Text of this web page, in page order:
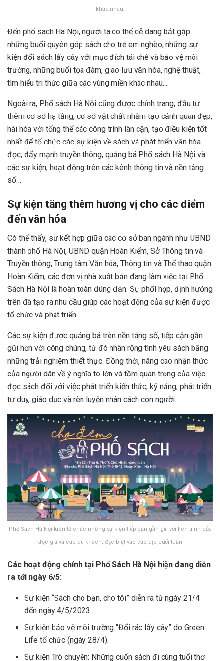
khác nhau.
Đến phố sách Hà Nội, người ta có thể dễ dàng bắt gặp
những buổi quyên góp sách cho trẻ em nghèo, những sự
kiện đổi sách lấy cây với mục đích tái chế và bảo vệ môi
trường, những buổi tọa đàm, giao lưu văn hóa, nghệ thuật,
tìm hiểu tri thức giữa các vùng miền khác nhau,…
Ngoài ra, Phố sách Hà Nội cũng được chỉnh trang, đầu tư
thêm cơ sở hạ tầng, cơ sở vật chất nhằm tạo cảnh quan đẹp,
hài hòa với tổng thể các công trình lân cận, tạo điều kiện tốt
nhất để tổ chức các sự kiện về sách và phát triển văn hóa
đọc; đẩy mạnh truyền thông, quảng bá Phố sách Hà Nội và
các sự kiện, hoạt động trên các kênh thông tin và nền tảng
số…
Sự kiện tăng thêm hương vị cho các điểm
đến văn hóa
Có thể thấy, sự kết hợp giữa các cơ sở ban ngành như UBND
thành phố Hà Nội, UBND quận Hoàn Kiếm, Sở Thông tin và
Truyền thông, Trung tâm Văn hóa, Thông tin và Thể thao quận
Hoàn Kiếm, các đơn vị nhà xuất bản đang làm việc tại Phố
Sách Hà Nội là hoàn toàn đúng đắn. Sự phối hợp, định hướng
trên đã tạo ra nhu cầu giúp các hoạt động của sự kiện được
tổ chức và phát triển.
Các sự kiện được quảng bá trên nền tảng số, tiếp cận gần
gũi hơn với công chúng, từ đó nhân rộng tình yêu sách bằng
những trải nghiệm thiết thực. Đồng thời, nâng cao nhận thức
của người dân về ý nghĩa to lớn và tầm quan trọng của việc
đọc sách đối với việc phát triển kiến thức, kỹ năng, phát triển
tư duy, giáo dục và rèn luyện nhân cách con người.
Phố Sách Hà Nội luôn tổ chức những sự kiện tiếp cận gần gũi với lịch trình của
độc giả và các du khách, đặc biệt vào các dịp cuối tuần
Các hoạt động chính tại Phố Sách Hà Nội hiện đang diễn
ra tới ngày 6/5:
Sự kiện “Sách cho bạn, cho tôi” diễn ra từ ngày 21/4
đến ngày 4/5/2023
Sự kiện bảo vệ môi trường “Đổi rác lấy cây” do Green
Life tổ chức (ngày 28/4).
Sự kiện Trò chuyện: Những cuốn sách đi cùng tuổi thơ